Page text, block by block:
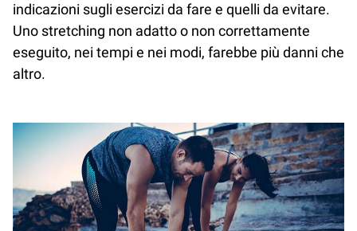
indicazioni sugli esercizi da fare e quelli da evitare.
Uno stretching non adatto o non correttamente
eseguito, nei tempi e nei modi, farebbe più danni che
altro.